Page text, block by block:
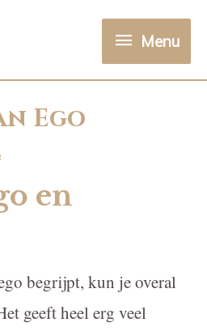
Menu
Ego
en
begrijpt, kun je overal
geeft heel erg veel